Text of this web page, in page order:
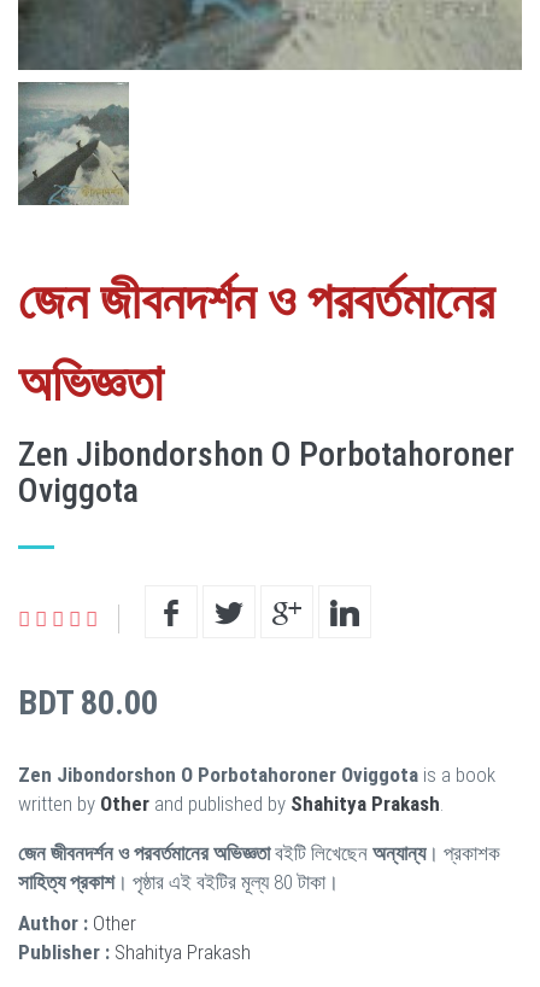
জেন জীবনদর্শন ও পরবর্তমানের
অভিজ্ঞতা
Zen Jibondorshon O Porbotahoroner
Oviggota
BDT 80.00
Zen Jibondorshon O Porbotahoroner Oviggota is a book
written by Other and published by Shahitya Prakash
জেন জীবনদর্শন ও পরবর্তমানের অভিজ্ঞতাবইটি লিখেছেন অন্যান্য। প্রকাশক
সাহিত্য প্রকাশ। পৃষ্ঠার এই বইটির মূল্য 80 টাকা।
Author : Other
Publisher : Shahitya Prakash